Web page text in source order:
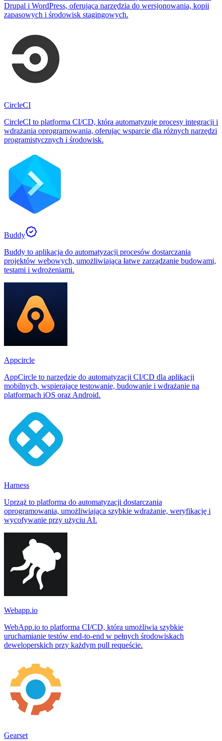
Drupal i WordPress, oferująca narzędzia do wersjonowania, kopii
zapasowych i środowisk stagingowych.
CircleCI
CircleCI to platforma CI/CD, która automatyzuje procesy integracji i
wdrażania oprogramowania, oferując wsparcie dla różnych narzędzi
programistycznych i środowisk.
Buddy
Buddy to aplikacja do automatyzacji procesów dostarczania
projektów webowych, umożliwiająca łatwe zarządzanie budowami,
testami i wdrożeniami.
Appcircle
AppCircle to narzędzie do automatyzacji CI/CD dla aplikacji
mobilnych, wspierające testowanie, budowanie i wdrażanie na
platformach iOS oraz Android.
Harness
Uprząż to platforma do automatyzacji dostarczania
oprogramowania, umożliwiająca szybkie wdrażanie, weryfikację i
wycofywanie przy użyciu AI.
Webapp.io
WebApp.io to platforma CI/CD, która umożliwia szybkie
uruchamianie testów end-to-end w pełnych środowiskach
deweloperskich przy każdym pull requeście.
Gearset